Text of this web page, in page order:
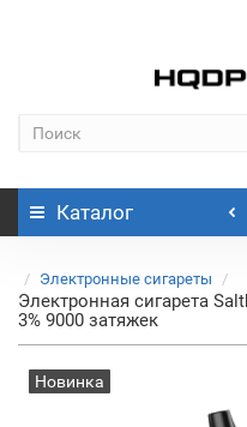
Каталог
Электронные сигареты
Электронная сигарета
3% 9000 затяжек
Новинка